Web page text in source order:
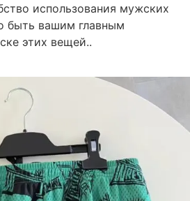
использования мужских
быть вашим главным
этих вещей..